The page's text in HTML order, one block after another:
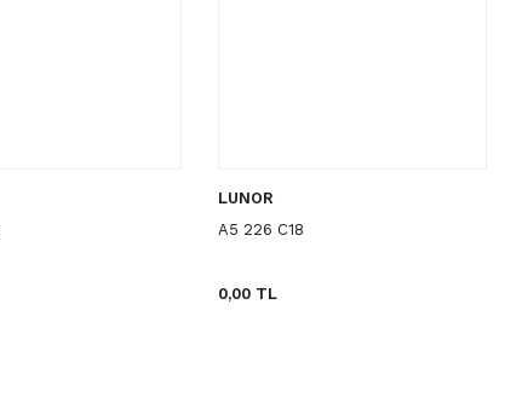
LUNOR
A5 226 C18
0,00 TL